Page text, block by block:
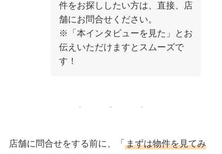
件をお探ししたい方は、直接、店
舗にお問合せください。
※「本インタビューを見た」とお
伝えいただけますとスムーズで
す！
店舗に問合せをする前に、「 まずは物件を見てみ